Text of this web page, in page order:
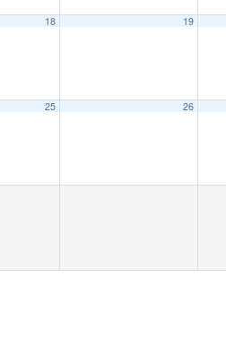
18 19
25 26